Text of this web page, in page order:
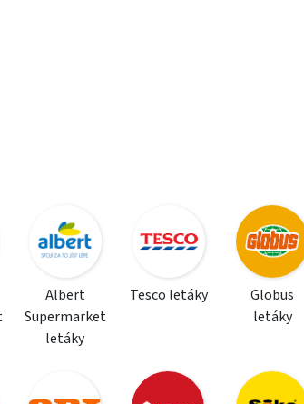
Albert
Supermarket
letáky
Tesco letáky
Globus
letáky